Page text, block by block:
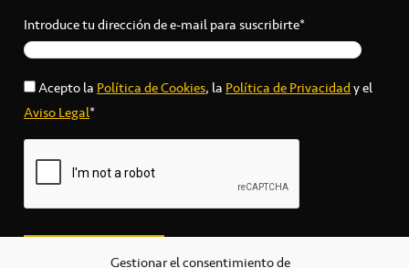
Gestionar el consentimiento de
Introduce tu dirección de e-mail para suscribirte*
Acepto laPolítica de Cookies, laPolítica de Privacidady el
Aviso Legal*